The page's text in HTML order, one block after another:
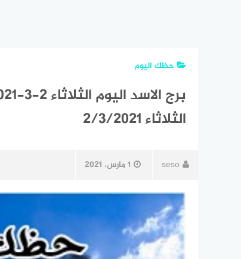
حظك اليوم
الثلاثاء 2/3/2021
seso 1 مارس، 2021